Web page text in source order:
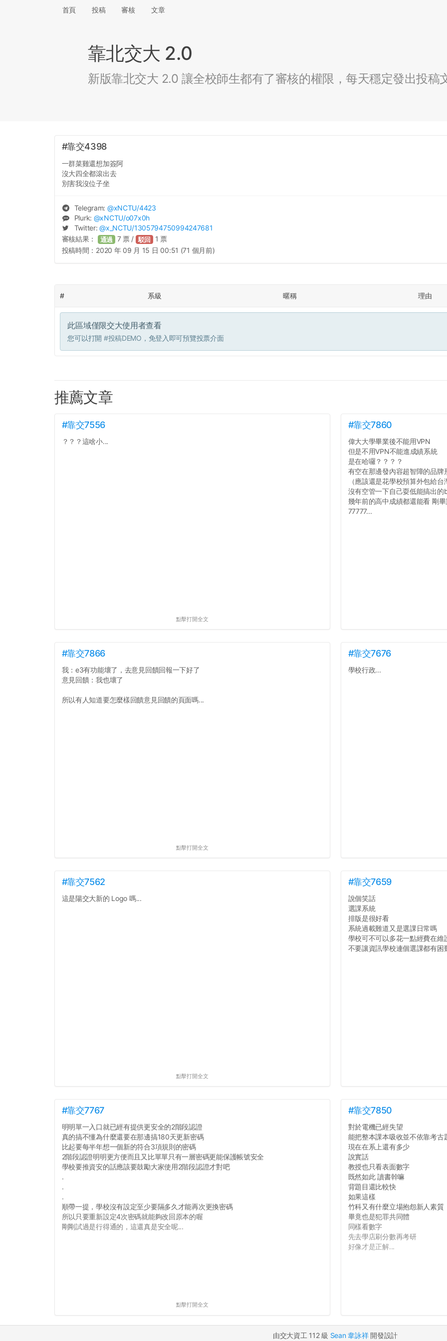
首頁 投稿 審核 文章
靠北交大 2.0
新版靠北交大 2.0 讓全校師生都有了審核的權限，每天穩定發出投稿
#靠交4398
一群菜雞還想加簽阿
沒大四全都滾出去
別害我沒位子坐
Telegram: @xNCTU/4423
Plurk: @xNCTU/o07x0h
Twitter:@x_NCTU/1305794750994247681
審核結果： 通過 7票 / 駁回 1 票
投稿時間： 2020 年 09 月 15 日 00:51 (71 個月前)
# 系級 暱稱 理由
此區域僅限交大使用者查看
您可以打開 #投稿DEMO ，免登入即可預覽投票介面
推薦文章
#靠交7556
？？？這啥小...
點擊打開全文
#靠交7860
偉大大學畢業後不能用VPN
但是不用VPN不能進成績系統
是在哈囉？？？？
有空在那邊發內容超智障的品牌
（應該還是花學校預算外包給台
沒有空管一下自己耍低能搞出的
幾年前的高中成績都還能看 剛
77777...
#靠交7866
我：e3有功能壞了，去意見回饋回報一下好了
意見回饋：我也壞了
所以有人知道要怎麼樣回饋意見回饋的頁面嗎...
點擊打開全文
#靠交7676
學校行政...
#靠交7562
這是陽交大新的 Logo 嗎...
點擊打開全文
#靠交7659
說個笑話
選課系統
排版是很好看
系統過載難道又是選課日常嗎
學校可不可以多花一點經費在維
不要讓資訊學校連個選課都有困
#靠交7767
明明單一入口就已經有提供更安全的2階段認證
真的搞不懂為什麼還要在那邊搞180天更新密碼
比起要每半年想一個新的符合3項規則的密碼
2階段認證明明更方便而且又比單單只有一層密碼更能保護帳號安全
學校要推資安的話應該要鼓勵大家使用2階段認證才對吧
.
.
.
順帶一提，學校沒有設定至少要隔多久才能再次更換密碼
所以只要重新設定4次密碼就能夠改回原本的喔
剛剛試過是行得通的，這還真是安全呢...
點擊打開全文
#靠交7850
對於電機已經失望
能把整本課本吸收並不依靠考古
現在在系上還有多少
說實話
教授也只看表面數字
既然如此 讀書幹嘛
背題目還比較快
如果這樣
竹科又有什麼立場抱怨新人素質
畢竟也是犯罪共同體
同樣看數字
先去學店刷分數再考研
好像才是正解...
由交大資工 112 級 Sean 韋詠祥開發設計